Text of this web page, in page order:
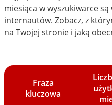
miesiąca w wyszukiwarce
internautów. Zobacz, z
na Twojej stronie i jaką
Fraza
kluczowa